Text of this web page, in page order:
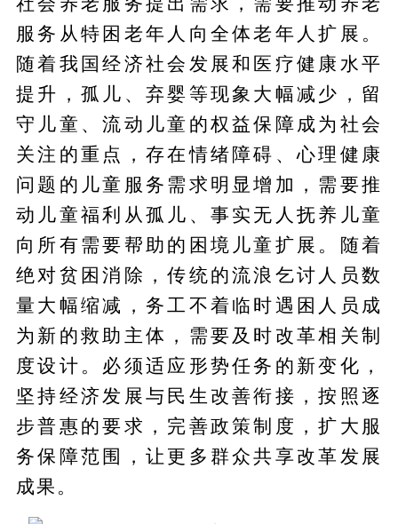
服务从特困老年人向全体老年人扩展。
随着我国经济社会发展和医疗健康水平
提升，孤儿、弃婴等现象大幅减少，留
守儿童、流动儿童的权益保障成为社会
关注的重点，存在情绪障碍、心理健康
问题的儿童服务需求明显增加，需要推
动儿童福利从孤儿、事实无人抚养儿童
向所有需要帮助的困境儿童扩展。随着
绝对贫困消除，传统的流浪乞讨人员数
量大幅缩减，务工不着临时遇困人员成
为新的救助主体，需要及时改革相关制
度设计。必须适应形势任务的新变化，
坚持经济发展与民生改善衔接，按照逐
步普惠的要求，完善政策制度，扩大服
务保障范围，让更多群众共享改革发展
成果。